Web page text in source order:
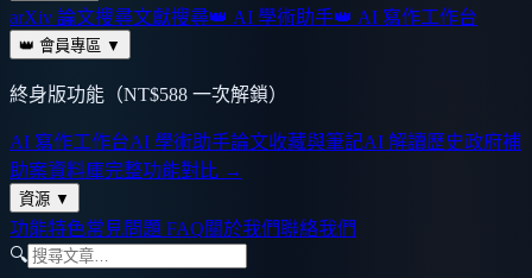
arXiv 論文搜尋文獻搜尋👑 AI 學術助手👑 AI 寫作工作台
👑 會員專區 ▼
終身版功能（NT$588 一次解鎖）
AI 寫作工作台AI 學術助手論文收藏與筆記AI 解讀歷史政府補
助案資料庫完整功能對比 →
資源 ▼
功能特色常見問題 FAQ關於我們聯絡我們
🔍